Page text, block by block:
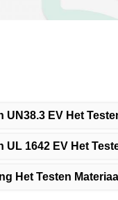
UN38.3 EV Het
UL 1642 EV Het
Het Testen Materiaal